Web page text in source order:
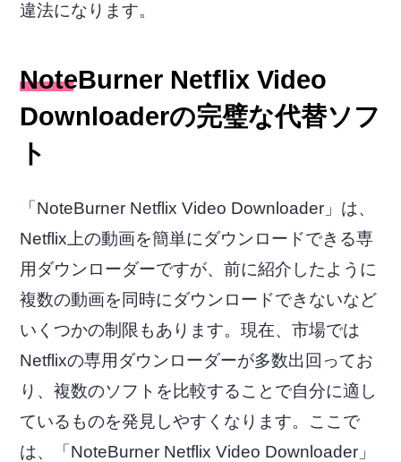
違法になります。
NoteBurner Netflix Video
Downloaderの完璧な代替ソフ
ト
「NoteBurner Netflix Video Downloader」は、
Netflix上の動画を簡単にダウンロードできる専
用ダウンローダーですが、前に紹介したように
複数の動画を同時にダウンロードできないなど
いくつかの制限もあります。現在、市場では
Netflixの専用ダウンローダーが多数出回ってお
り、複数のソフトを比較することで自分に適し
ているものを発見しやすくなります。ここで
は、「NoteBurner Netflix Video Downloader」